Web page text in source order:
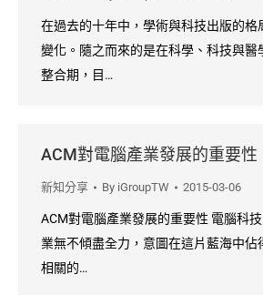
在過去的十年中，學術與科技出版的格
變化。隨之而來的是在科學、科技與醫
整合期，目…
ACM對電腦產業發展的重要性
新知分享 By iGroupTW 2015-03-06
ACM對電腦產業發展的重要性 電腦科
業無不傾盡全力，意圖在這片藍海中佔
相關的…